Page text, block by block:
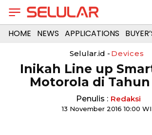
HOME NEWS APPLICATIONS
Selular.id - Devices
Inikah Line up
Motorola di Tahun
Penulis : Redaksi
13 November 2016 10:00